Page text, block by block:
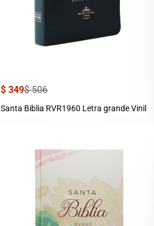
Precio
venta
$ 349Precio
$ 506
Santa Biblia RVR1960 Letra grande Vinil